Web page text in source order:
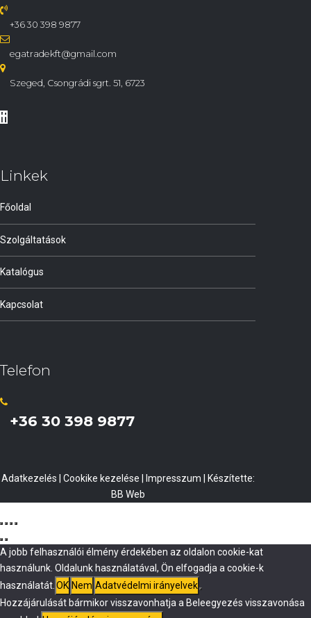
+36 30 398 9877
egatradekft@gmail.com
Szeged, Csongrádi sgrt. 51, 6723
Linkek
Főoldal
Szolgáltatások
Katalógus
Kapcsolat
Telefon
+36 30 398 9877
Adatkezelés Cookike kezelése Impresszum | Készítette:
BB Web
A jobb felhasználói élmény érdekében az oldalon cookie-kat
használunk. Oldalunk használatával, Ön elfogadja a cookie-k
használatát. OK Nem Adatvédelmi irányelvek
Hozzájárulását bármikor visszavonhatja a Beleegyezés visszavonása